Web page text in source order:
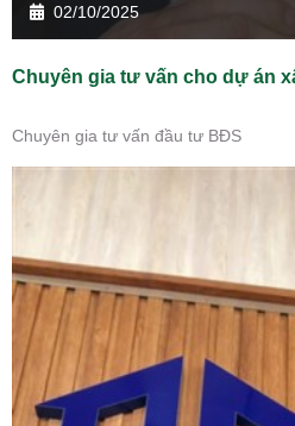
02/10/2025
Chuyên gia tư vấn cho dự án
Chuyên gia tư vấn đầu tư BĐS